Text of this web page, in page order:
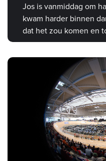
Jos is vanmiddag om
kwam harder binnen
dat het zou komen en